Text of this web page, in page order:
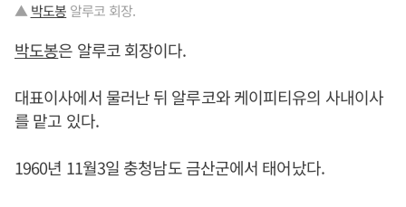
▲박도봉 알루코 회장.
박도봉은 알루코 회장이다.
대표이사에서 물러난 뒤 알루코와 케이피티유의 사내이사
를 맡고 있다.
1960년 11월3일 충청남도 금산군에서 태어났다.